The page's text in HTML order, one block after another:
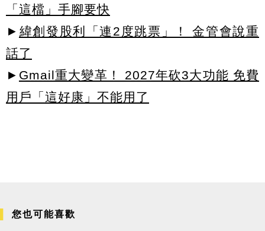
「這檔」手腳要快
► 緯創發股利「連2度跳票」！ 金管會說重
話了
► Gmail重大變革！ 2027年砍3大功能 免費
用戶「這好康」不能用了
您也可能喜歡